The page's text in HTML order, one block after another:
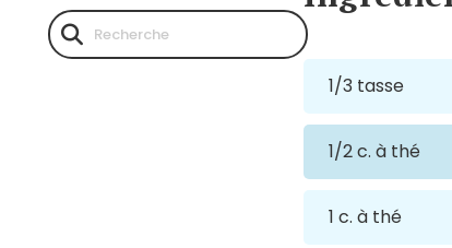
1/3 tasse
1/2 c. à thé
1 c. à thé